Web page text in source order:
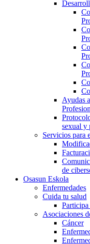
Ayudas
sexual y
Servicios para
de
Osasun Eskola
Enfermedades
Cuida tu salud
Participa
Asociaciones
Cáncer